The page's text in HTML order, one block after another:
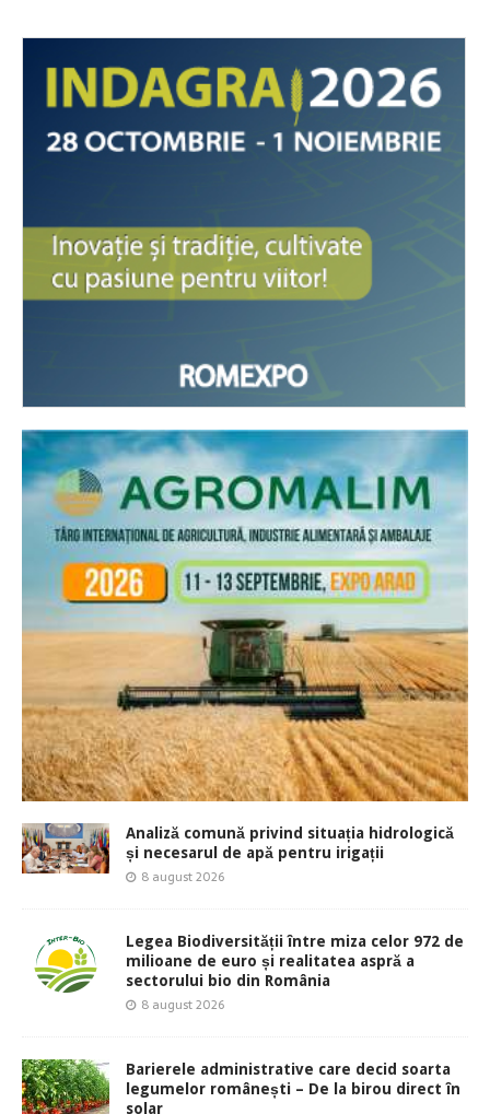
Analiză comună privind situația hidrologică
și necesarul de apă pentru irigații
8 august 2026
Legea Biodiversității între miza celor 972 de
milioane de euro și realitatea aspră a
sectorului bio din România
8 august 2026
Barierele administrative care decid soarta
legumelor românești – De la birou direct în
solar